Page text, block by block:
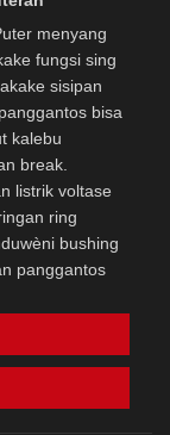
menyang
fungsi sing
sisipan
bisa
kalebu
break.
listrik voltase
ring
bushing
panggantos